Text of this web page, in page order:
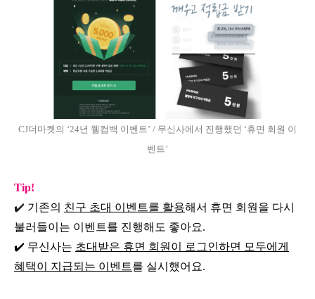
CJ더마켓의 ‘24년 웰컴백 이벤트’ / 무신사에서 진행했던 ‘휴면 회원 이
벤트’
Tip!
✔️ 기존의 친구 초대 이벤트를 활용해서 휴면 회원을 다시
불러들이는 이벤트를 진행해도 좋아요.
✔️ 무신사는 초대받은 휴면 회원이 로그인하면 모두에게
혜택이 지급되는 이벤트를 실시했어요.